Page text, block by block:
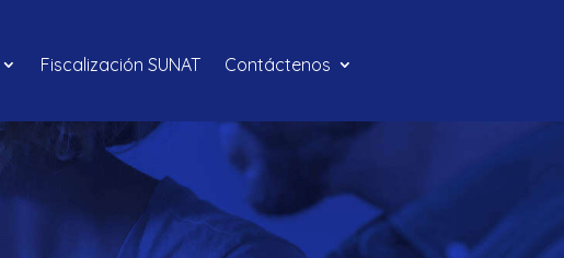
Fiscalización SUNAT Contáctenos